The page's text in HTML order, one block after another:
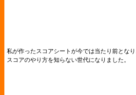
私が作ったスコアシートが今では当たり前とな
スコアのやり方を知らない世代になりました。